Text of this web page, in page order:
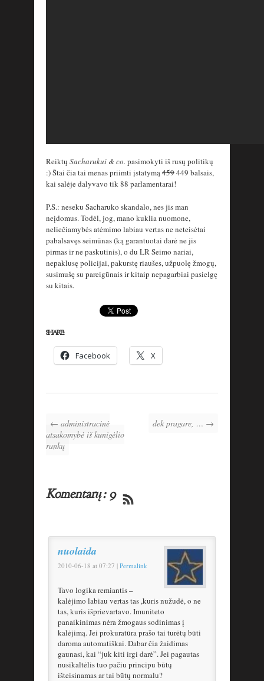
Reiktų Sacharukui & co. pasimokyti iš rusų politikų
:) Štai čia tai menas priimti įstatymą459449 balsais,
kai salėje dalyvavo tik 88 parlamentarai!
P.S.: neseku Sacharuko skandalo, nes jis man
neįdomus. Todėl, jog, mano kuklia nuomone,
neliečiamybės atėmimo labiau vertas ne neteisėtai
pabalsavęs seimūnas (ką garantuotai darė ne jis
pirmas ir ne paskutinis), o du LR Seimo nariai,
nepaklusę policijai, pakurstę riaušes, užpuolę žmogų,
susimušę su pareigūnais ir kitaip nepagarbiai pasielgę
su kitais.
SHARE:
Facebook X
← administracinė
atsakomybė iš kunigėlio
rankų
dek pragare, … →
Komentarų: 9
nuolaida
2010-06-18 at 07:27 | Permalink
Tavo logika remiantis –
kalėjimo labiau vertas tas ,kuris nužudė, o ne
tas, kuris išprievartavo. Imuniteto
panaikinimas nėra žmogaus sodinimas į
kalėjimą. Jei prokuratūra prašo tai turėtų būti
daroma automatiškai. Dabar čia žaidimas
gaunasi, kai “juk kiti irgi darė”. Jei pagautas
nusikaltėlis tuo pačiu principu būtų
išteisinamas ar tai būtų normalu?